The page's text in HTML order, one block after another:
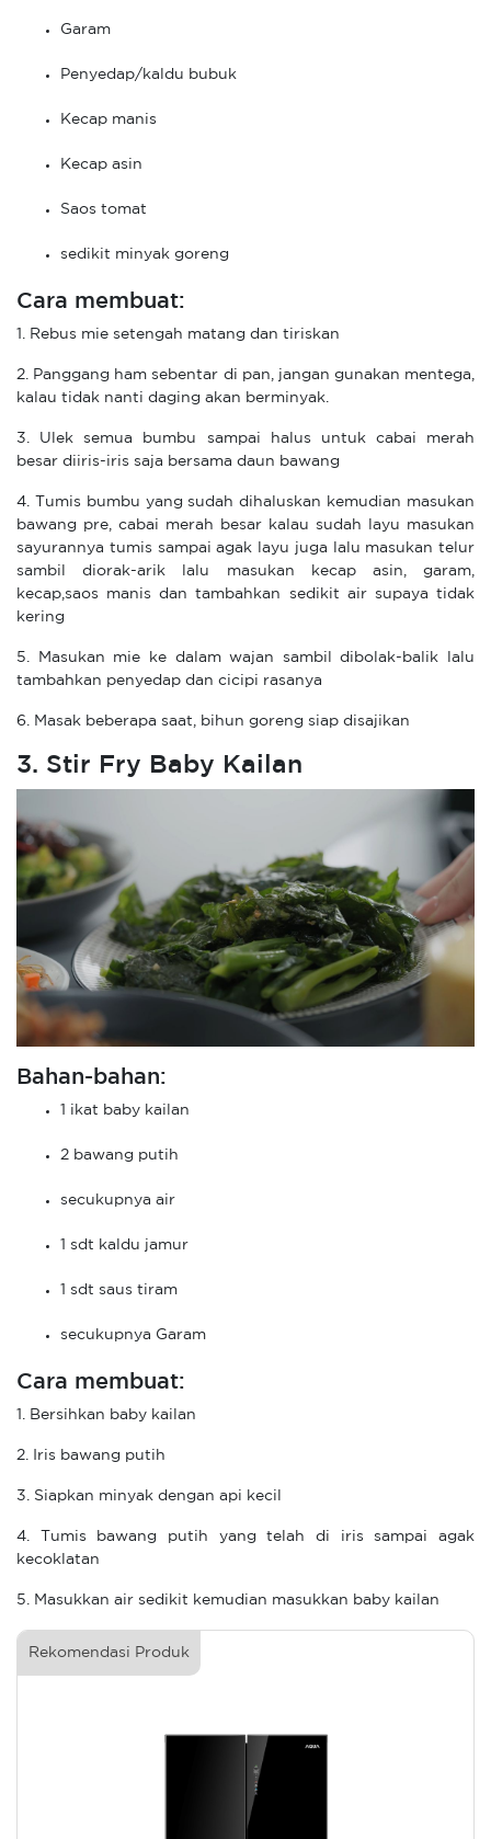
Garam
Penyedap/kaldu bubuk
Kecap manis
Kecap asin
Saos tomat
sedikit minyak goreng
Cara membuat:
1. Rebus mie setengah matang dan tiriskan
2. Panggang ham sebentar di pan, jangan gunakan mentega,
kalau tidak nanti daging akan berminyak.
3. Ulek semua bumbu sampai halus untuk cabai merah
besar diiris-iris saja bersama daun bawang
4. Tumis bumbu yang sudah dihaluskan kemudian masukan
bawang pre, cabai merah besar kalau sudah layu masukan
sayurannya tumis sampai agak layu juga lalu masukan telur
sambil diorak-arik lalu masukan kecap asin, garam,
kecap,saos manis dan tambahkan sedikit air supaya tidak
kering
5. Masukan mie ke dalam wajan sambil dibolak-balik lalu
tambahkan penyedap dan cicipi rasanya
6. Masak beberapa saat, bihun goreng siap disajikan
3. Stir Fry Baby Kailan
Bahan-bahan:
1 ikat baby kailan
2 bawang putih
secukupnya air
1 sdt kaldu jamur
1 sdt saus tiram
secukupnya Garam
Cara membuat:
1. Bersihkan baby kailan
2. Iris bawang putih
3. Siapkan minyak dengan api kecil
4. Tumis bawang putih yang telah di iris sampai agak
kecoklatan
5. Masukkan air sedikit kemudian masukkan baby kailan
Rekomendasi Produk